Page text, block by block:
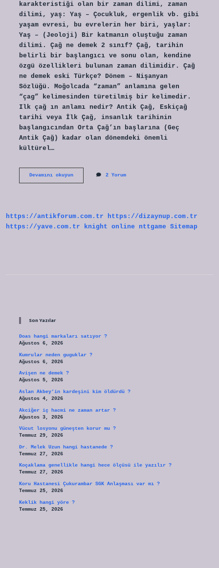
karakteristiği olan bir zaman dilimi, zaman
dilimi, yaş: Yaş – Çocukluk, ergenlik vb. gibi
yaşam evresi, bu evrelerin her biri, yaşlar:
Yaş – (Jeoloji) Bir katmanın oluştuğu zaman
dilimi. Çağ ne demek 2 sınıf? Çağ, tarihin
belirli bir başlangıcı ve sonu olan, kendine
özgü özellikleri bulunan zaman dilimidir. Çağ
ne demek eski Türkçe? Dönem – Nişanyan
Sözlüğü. Moğolcada “zaman” anlamına gelen
“çag” kelimesinden türetilmiş bir kelimedir.
Ilk çağ ın anlamı nedir? Antik Çağ, Eskiçağ
tarihi veya İlk Çağ, insanlık tarihinin
başlangıcından Orta Çağ’ın başlarına (Geç
Antik Çağ) kadar olan dönemdeki önemli
kültürel…
Devamını okuyunÇağ
2 Yorum
https://antikforum.com.tr
https://dizaynup.com.tr
https://yave.com.tr
knight online nttgame Sitemap
Son Yazılar
Doas hangi markaları satıyor ?
Ağustos 6, 2026
Kumrular neden guguklar ?
Ağustos 6, 2026
Avişen ne demek ?
Ağustos 5, 2026
Aslan Akbey’in kardeşini kim öldürdü ?
Ağustos 4, 2026
Akciğer iç hacmi ne zaman artar ?
Ağustos 3, 2026
Vücut losyonu güneşten korur mu ?
Temmuz 29, 2026
Dr. Melek Uzun hangi hastanede ?
Temmuz 27, 2026
Koçaklama genellikle hangi hece ölçüsü ile yazılır ?
Temmuz 27, 2026
Koru Hastanesi Çukurambar SGK Anlaşması var mı ?
Temmuz 25, 2026
Keklik hangi yöre ?
Temmuz 25, 2026